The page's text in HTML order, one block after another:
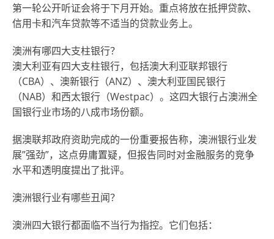
第一轮公开听证会将于下月开始。重点将放在抵押贷款、
信用卡和汽车贷款等不适当的贷款业务上。
澳洲有哪四大支柱银行？
澳大利亚有四大支柱银行，包括澳大利亚联邦银行
（CBA）、澳新银行（ANZ）、澳大利亚国民银行
（NAB）和西太银行（Westpac）。这四大银行占澳洲全
国银行业市场的八成市场份额。
据澳联邦政府资助完成的一份重要报告称，澳洲银行业发
展”强劲”，这点毋庸置疑，但报告同时对金融服务的竞争
水平和透明度提出了批评。
澳洲银行业有哪些丑闻？
澳洲四大银行都面临不当行为指控。它们包括：